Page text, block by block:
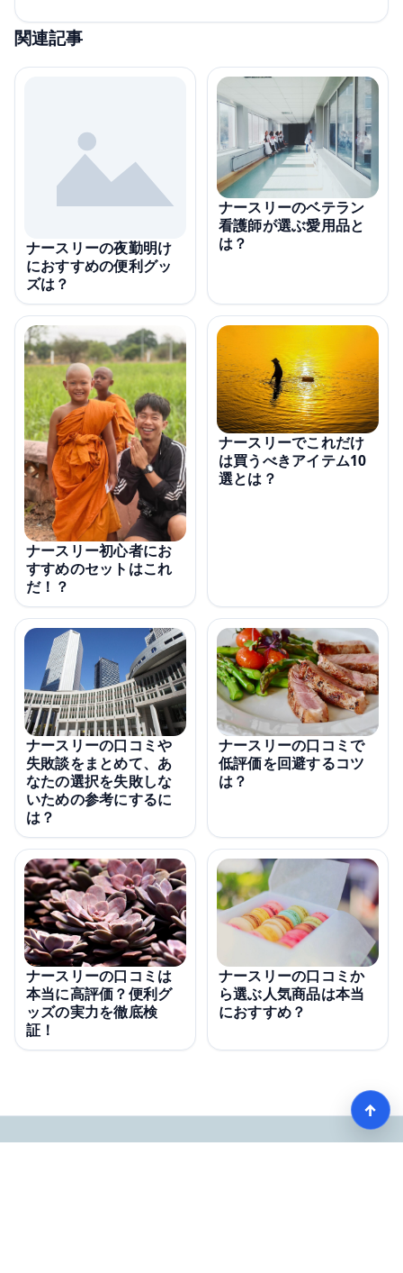
関連記事
ナースリーの夜勤明け
におすすめの便利グッ
ズは？
ナースリーのベテラン
看護師が選ぶ愛用品と
は？
ナースリー初心者にお
すすめのセットはこれ
だ！？
ナースリーでこれだけ
は買うべきアイテム10
選とは？
ナースリーの口コミや
失敗談をまとめて、あ
なたの選択を失敗しな
いための参考にするに
は？
ナースリーの口コミで
低評価を回避するコツ
は？
ナースリーの口コミは
本当に高評価？便利グ
ッズの実力を徹底検
証！
ナースリーの口コミか
ら選ぶ人気商品は本当
におすすめ？
↑